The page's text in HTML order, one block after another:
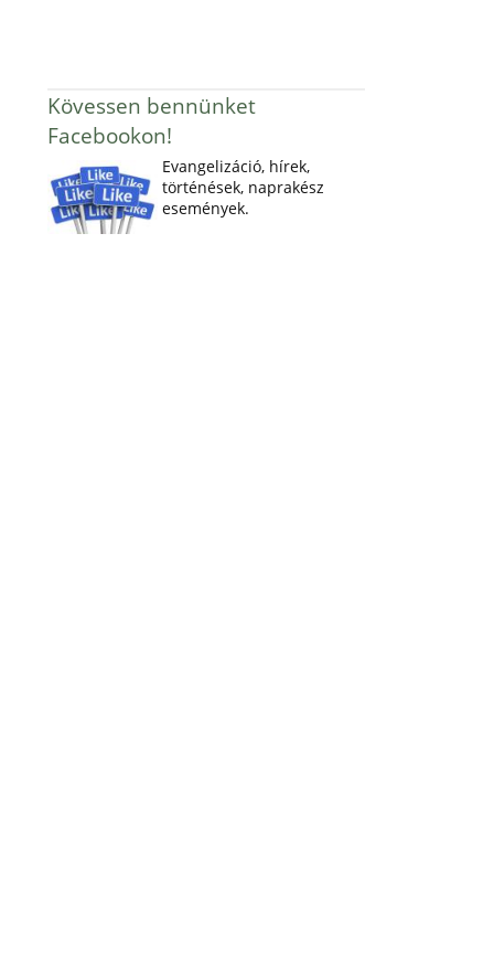
Kövessen bennünket
Facebookon!
Evangelizáció, hírek,
történések, naprakész
események.